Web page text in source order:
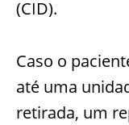
(CID).
Caso o
até uma
retirada, um